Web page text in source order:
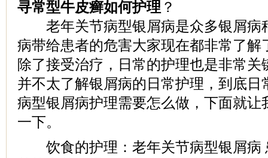
寻常型牛皮癣如何护理 ？
老年关节病型银屑病是众多银屑病
病带给患者的危害大家现在都非常了解
除了接受治疗，日常的护理也是非常关
并不太了解银屑病的日常护理，到底日
病型银屑病护理需要怎么做，下面就让
一下。
饮食的护理：老年关节病型银屑病